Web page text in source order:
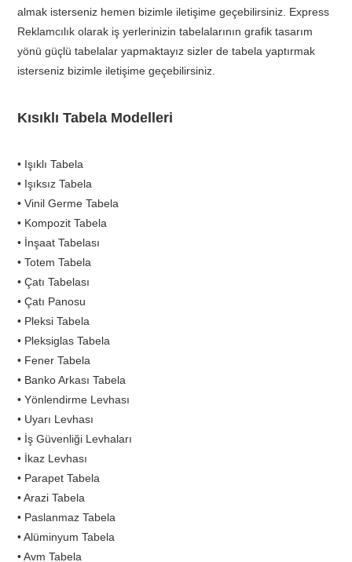
almak isterseniz hemen bizimle iletişime geçebilirsiniz. Express
Reklamcılık olarak iş yerlerinizin tabelalarının grafik tasarım
yönü güçlü tabelalar yapmaktayız sizler de tabela yaptırmak
isterseniz bizimle iletişime geçebilirsiniz.
Kısıklı Tabela Modelleri
• Işıklı Tabela
• Işıksız Tabela
• Vinil Germe Tabela
• Kompozit Tabela
• İnşaat Tabelası
• Totem Tabela
• Çatı Tabelası
• Çatı Panosu
• Pleksi Tabela
• Pleksiglas Tabela
• Fener Tabela
• Banko Arkası Tabela
• Yönlendirme Levhası
• Uyarı Levhası
• İş Güvenliği Levhaları
• İkaz Levhası
• Parapet Tabela
• Arazi Tabela
• Paslanmaz Tabela
• Alüminyum Tabela
• Avm Tabela